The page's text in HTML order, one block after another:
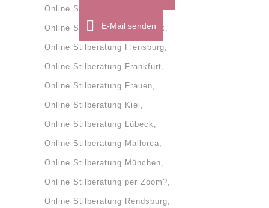
Online Stilberatung Bremen
Online Stilberatung Dänemark
Online Stilberatung Flensburg
Online Stilberatung Frankfurt
Online Stilberatung Frauen
Online Stilberatung Kiel
Online Stilberatung Lübeck
Online Stilberatung Mallorca
Online Stilberatung München
Online Stilberatung per Zoom?
Online Stilberatung Rendsburg
E-Mail senden